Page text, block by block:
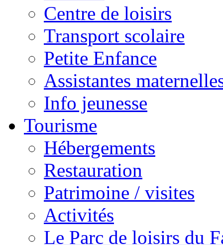
Centre de loisirs
Transport scolaire
Petite Enfance
Assistantes
Info jeunesse
Tourisme
Hébergements
Restauration
Patrimoine / visites
Activités
Le Parc de loisirs du